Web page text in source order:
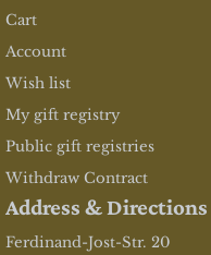
Cart
Account
Wish list
My gift registry
Public gift registries
Withdraw Contract
Address & Directions
Ferdinand-Jost-Str. 20